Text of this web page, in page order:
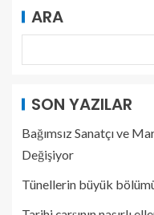
ARA
SON YAZILAR
Bağımsız Sanatçı ve
Değişiyor
Tünellerin büyük